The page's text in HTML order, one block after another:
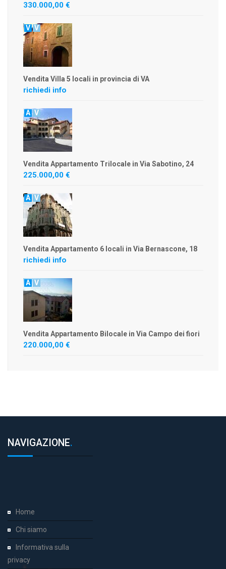
330.000,00 €
V V
Vendita Villa 5 locali in provincia di VA
richiedi info
A V
Vendita Appartamento Trilocale in Via Sabotino, 24
225.000,00 €
A V
Vendita Appartamento 6 locali in Via Bernascone, 18
richiedi info
A V
Vendita Appartamento Bilocale in Via Campo dei fiori
220.000,00 €
NAVIGAZIONE.
Home
Chi siamo
Informativa sulla
privacy